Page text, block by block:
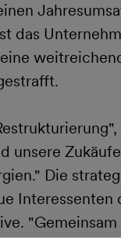
das
unsere
Die